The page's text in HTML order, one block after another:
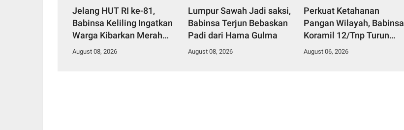
Jelang HUT RI ke-81,
Babinsa Keliling Ingatkan
Warga Kibarkan Merah
Putih
August 08, 2026
Lumpur Sawah Jadi saksi,
Babinsa Terjun Bebaskan
Padi dari Hama Gulma
August 08, 2026
Perkuat Ketahanan
Pangan Wilayah, Babinsa
Koramil 12/Tnp Turun
Tangan Bantu Warga
August 06, 2026